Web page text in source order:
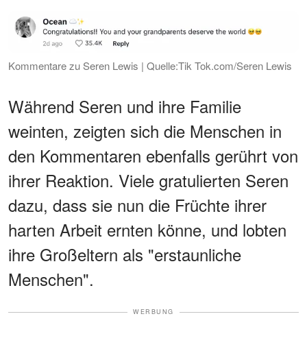
Kommentare zu Seren Lewis | Quelle:Tik Tok.com/Seren Lewis
Während Seren und ihre Familie
weinten, zeigten sich die Menschen in
den Kommentaren ebenfalls gerührt von
ihrer Reaktion. Viele gratulierten Seren
dazu, dass sie nun die Früchte ihrer
harten Arbeit ernten könne, und lobten
ihre Großeltern als "erstaunliche
Menschen".
WERBUNG